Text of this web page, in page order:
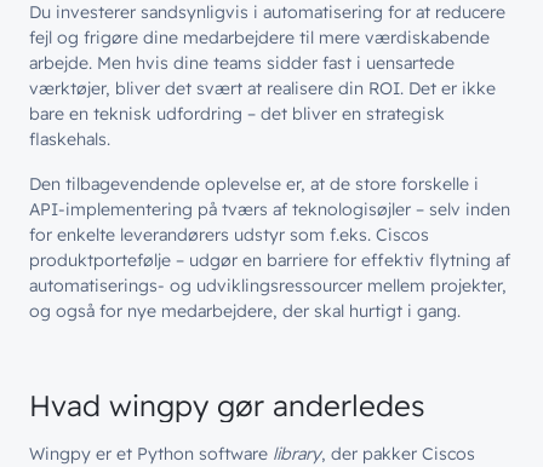
Du investerer sandsynligvis i automatisering for at reducere
fejl og frigøre dine medarbejdere til mere værdiskabende
arbejde. Men hvis dine teams sidder fast i uensartede
værktøjer, bliver det svært at realisere din ROI. Det er ikke
bare en teknisk udfordring – det bliver en strategisk
flaskehals.
Den tilbagevendende oplevelse er, at de store forskelle i
API-implementering på tværs af teknologisøjler – selv inden
for enkelte leverandørers udstyr som f.eks. Ciscos
produktportefølje – udgør en barriere for effektiv flytning af
automatiserings- og udviklingsressourcer mellem projekter,
og også for nye medarbejdere, der skal hurtigt i gang.
Hvad wingpy gør anderledes
Wingpy er et Python software library, der pakker Ciscos